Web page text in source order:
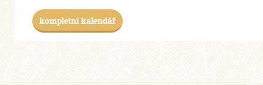
kompletní kalendář